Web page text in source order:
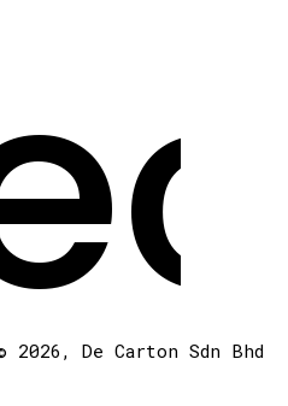
De Carton Sdn Bhd